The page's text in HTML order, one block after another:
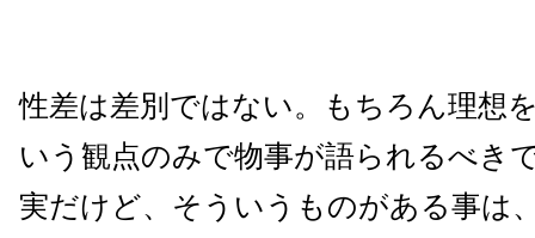
性差は差別ではない。もちろん理想
いう観点のみで物事が語られるべき
実だけど、そういうものがある事は